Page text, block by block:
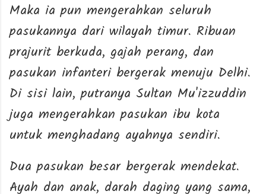
Maka ia pun mengerahkan seluruh
pasukannya dari wilayah timur. Ribuan
prajurit berkuda, gajah perang, dan
pasukan infanteri bergerak menuju Delhi.
Di sisi lain, putranya Sultan Mu'izzuddin
juga mengerahkan pasukan ibu kota
untuk menghadang ayahnya sendiri.
Dua pasukan besar bergerak mendekat.
Ayah dan anak, darah daging yang sama,